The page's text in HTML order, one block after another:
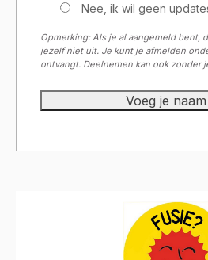
Nee, ik wil geen
Opmerking: Als je al aangemeld bent,
jezelf niet uit. Je kunt je afmelden
ontvangt. Deelnemen kan ook zonder